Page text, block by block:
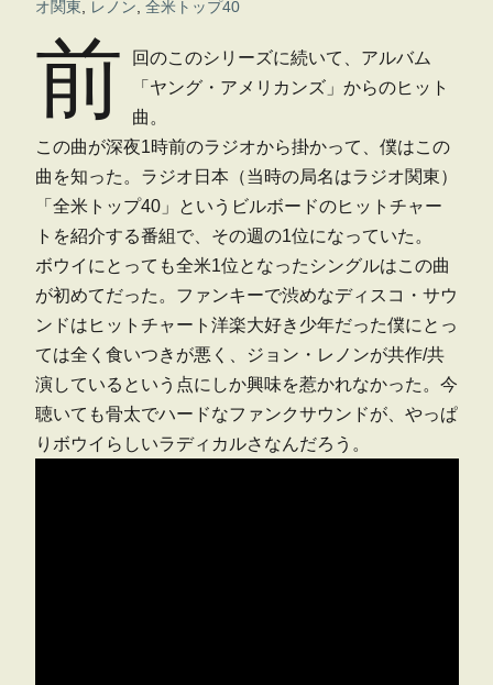
オ関東
レノン 全米トップ40
前
回のこのシリーズに続いて、アルバム
「ヤング・アメリカンズ」からのヒット
曲。
この曲が深夜1時前のラジオから掛かって、僕はこの
曲を知った。ラジオ日本（当時の局名はラジオ関東）
「全米トップ40」というビルボードのヒットチャー
トを紹介する番組で、その週の1位になっていた。
ボウイにとっても全米1位となったシングルはこの曲
が初めてだった。ファンキーで渋めなディスコ・サウ
ンドはヒットチャート洋楽大好き少年だった僕にとっ
ては全く食いつきが悪く、ジョン・レノンが共作/共
演しているという点にしか興味を惹かれなかった。今
聴いても骨太でハードなファンクサウンドが、やっぱ
りボウイらしいラディカルさなんだろう。